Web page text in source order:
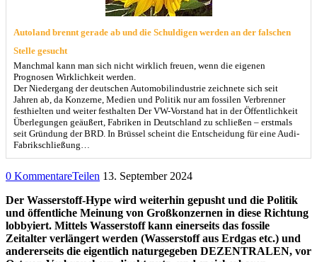
Autoland brennt gerade ab und die Schuldigen werden an der falschen
Stelle gesucht
Manchmal kann man sich nicht wirklich freuen, wenn die eigenen
Prognosen Wirklichkeit werden.
Der Niedergang der deutschen Automobilindustrie zeichnete sich seit
Jahren ab, da Konzerne, Medien und Politik nur am fossilen Verbrenner
festhielten und weiter festhalten Der VW-Vorstand hat in der Öffentlichkeit
Überlegungen geäußert, Fabriken in Deutschland zu schließen – erstmals
seit Gründung der BRD. In Brüssel scheint die Entscheidung für eine Audi-
Fabrikschließung…
0 KommentareTeilen 13. September 2024
Der Wasserstoff-Hype wird weiterhin gepusht und die Politik
und öffentliche Meinung von Großkonzernen in diese Richtung
lobbyiert. Mittels Wasserstoff kann einerseits das fossile
Zeitalter verlängert werden (Wasserstoff aus Erdgas etc.) und
andererseits die eigentlich naturgegeben DEZENTRALEN, vor